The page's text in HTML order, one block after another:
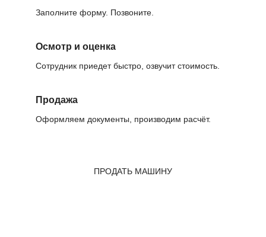
Заполните форму. Позвоните.
Осмотр и оценка
Сотрудник приедет быстро, озвучит стоимость.
Продажа
Оформляем документы, производим расчёт.
ПРОДАТЬ МАШИНУ